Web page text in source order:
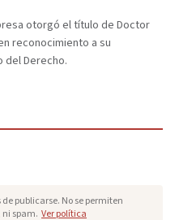
otorgó el título de Doctor
reconocimiento a su
Derecho.
publicarse. No se permiten
spam. Ver política